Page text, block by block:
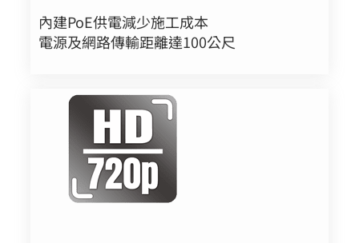
內建PoE供電減少施工成本
電源及網路傳輸距離達100公尺